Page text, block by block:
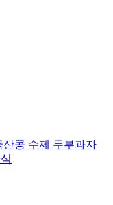
산콩 수제 두부과자